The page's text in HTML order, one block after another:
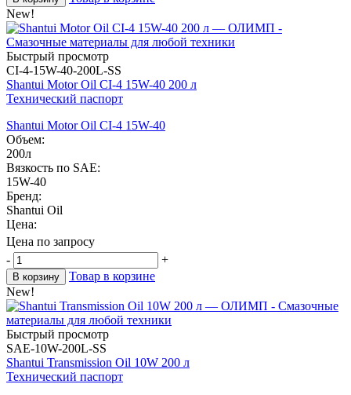
New!
Быстрый просмотр
CI-4-15W-40-200L-SS
Shantui Motor Oil CI-4 15W-40 200 л
Технический паспорт
Shantui Motor Oil CI-4 15W-40
Объем:
200л
Вязкость по SAE:
15W-40
Бренд:
Shantui Oil
Цена:
Цена по запросу
-
+
В корзину
Товар в корзине
New!
Быстрый просмотр
SAE-10W-200L-SS
Shantui Transmission Oil 10W 200 л
Технический паспорт